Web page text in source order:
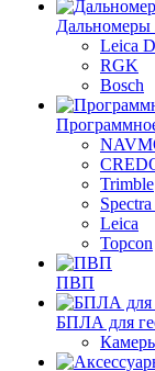
Дальномеры
Leica
RGK
Bosch
Trimble
Leica
Topcon
ПВП
БПЛА для